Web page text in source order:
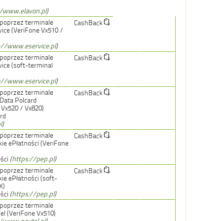
)
terminale
(VeriFone Vx510 /
www.eservice.pl)
CashBack
terminale
(soft-terminal
www.eservice.pl)
CashBack
terminale
Polcard
/ Vx820)
)
CashBack
terminale
ePłatności (VeriFone
(https://pep.pl)
CashBack
terminale
ePłatności (soft-
(https://pep.pl)
CashBack
terminale
(VeriFone Vx510)